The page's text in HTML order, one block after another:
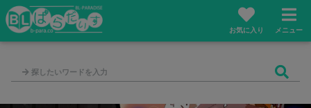
お気に入り メニュー